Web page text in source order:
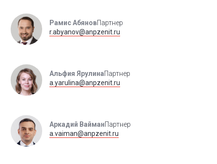
Рамис АбяновПартнер
r.abyanov@anpzenit.ru
Альфия ЯрулинаПартнер
a.yarulina@anpzenit.ru
Аркадий ВайманПартнер
a.vaiman@anpzenit.ru